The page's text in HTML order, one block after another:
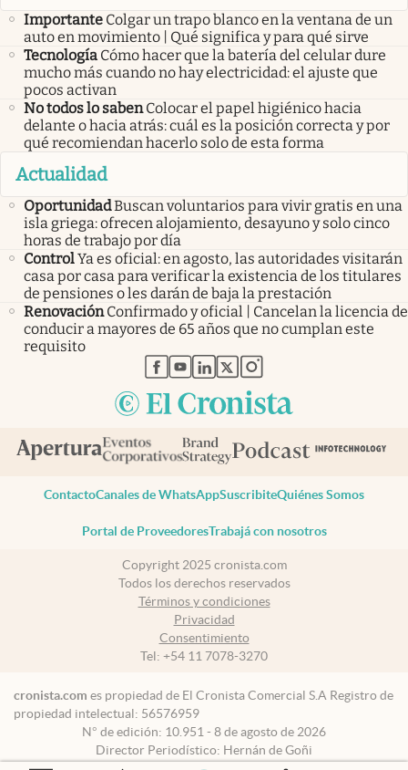
Importante Colgar un trapo blanco en la ventana de un
auto en movimiento | Qué significa y para qué sirve
Tecnología Cómo hacer que la batería del celular dure
mucho más cuando no hay electricidad: el ajuste que
pocos activan
No todos lo saben Colocar el papel higiénico hacia
delante o hacia atrás: cuál es la posición correcta y por
qué recomiendan hacerlo solo de esta forma
Actualidad
OportunidadBuscan voluntarios para vivir gratis en una
isla griega: ofrecen alojamiento, desayuno y solo cinco
horas de trabajo por día
ControlYa es oficial: en agosto, las autoridades visitarán
casa por casa para verificar la existencia de los titulares
de pensiones o les darán de baja la prestación
Renovación Confirmado y oficial | Cancelan la licencia de
conducir a mayores de 65 años que no cumplan este
requisito
abre en nueva pestaña
abre en nueva pestaña
abre en nueva pestaña
abre en nueva pestaña
abre en nueva pestaña
ContactoCanales de WhatsAppSuscribiteQuiénes Somos
Portal de ProveedoresTrabajá con nosotros
Copyright 2025 cronista.com
Todos los derechos reservados
Términos y condiciones
Privacidad
Consentimiento
Tel: +54 11 7078-3270
cronista.com es propiedad de El Cronista Comercial S.A Registro de
propiedad intelectual: 56576959
N° de edición: 10.951 - 8 de agosto de 2026
Director Periodístico: Hernán de Goñi